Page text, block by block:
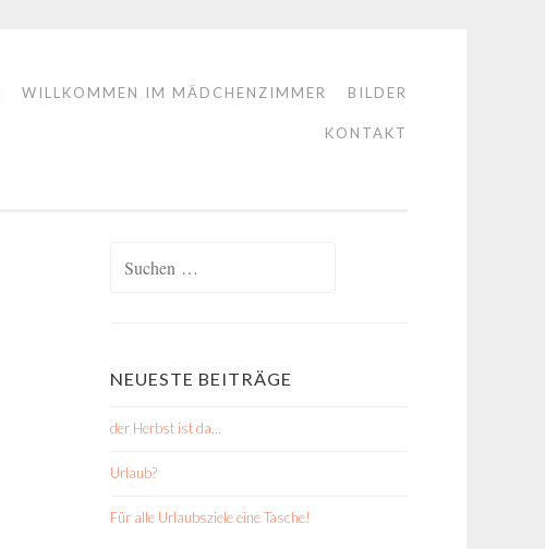
WILLKOMMEN IM MÄDCHENZIMMER BILDER
KONTAKT
NEUESTE BEITRÄGE
der Herbst ist da…
Urlaub?
Für alle Urlaubsziele eine Tasche!